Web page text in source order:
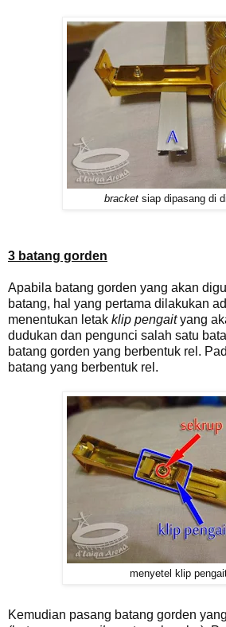
bracket siap dipasang di
3 batang gorden
Apabila batang gorden yang akan
batang, hal yang pertama dilakukan
menentukan letak klip pengaityang
dudukan dan pengunci salah satu
batang gorden yang berbentuk rel.
batang yang berbentuk rel.
menyetel klip
Kemudian pasang batang gorden